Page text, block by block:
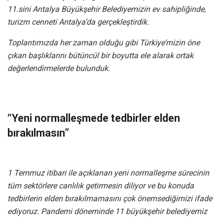
11.sini Antalya Büyükşehir Belediyemizin ev sahipliğinde,
turizm cenneti Antalya’da gerçekleştirdik.
Toplantımızda her zaman olduğu gibi Türkiye’mizin öne
çıkan başlıklarını bütüncül bir boyutta ele alarak ortak
değerlendirmelerde bulunduk.
“Yeni normalleşmede tedbirler elden
bırakılmasın”
1 Temmuz itibari ile açıklanan yeni normalleşme sürecinin
tüm sektörlere canlılık getirmesin diliyor ve bu konuda
tedbirlerin elden bırakılmamasını çok önemsediğimizi ifade
ediyoruz. Pandemi döneminde 11 büyükşehir belediyemiz